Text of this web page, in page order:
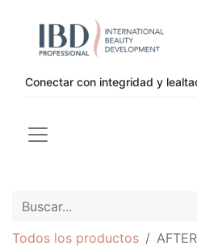
Conectar con integridad y
Todos los productos